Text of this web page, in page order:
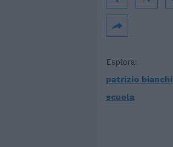
Esplora:
patrizio bianchi
scuola